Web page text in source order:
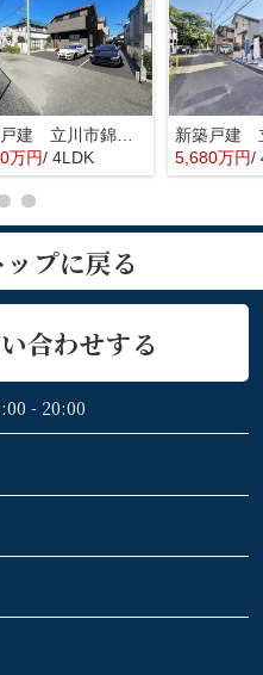
新築戸建 立川市錦町 全2棟
万円/ 4LDK 5,680万円/
プに戻る
合わせする
- 20:00